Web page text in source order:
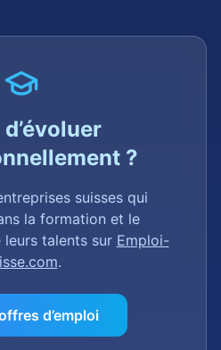
?
suisses qui
la formation et le
talents sur Emploi-
.
d’emploi